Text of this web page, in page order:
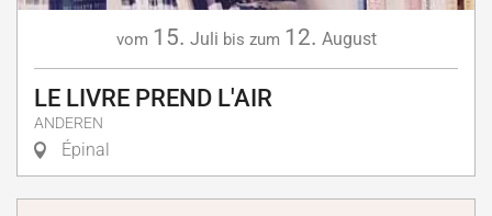
vom 15. Juli bis zum 12. August
LE LIVRE PREND L'AIR
ANDEREN
Épinal